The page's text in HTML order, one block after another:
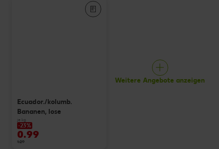
Ecuador./kolumb.
Bananen, lose
je kg
-23%
0.99
1.29
Weitere Angebote anzeigen